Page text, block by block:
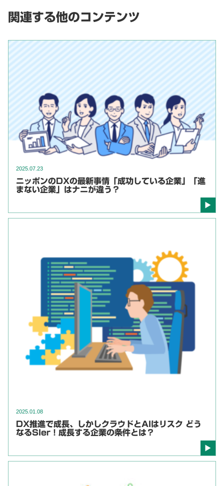
関連する他のコンテンツ
2025.07.23
ニッポンのDXの最新事情「成功している企業」「進
まない企業」はナニが違う？
2025.01.08
DX推進で成長、しかしクラウドとAIはリスク どう
なるSIer！成長する企業の条件とは？